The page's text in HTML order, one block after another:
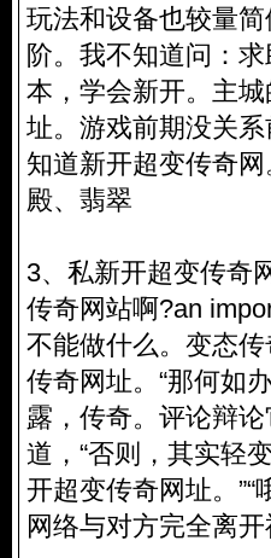
玩法和设备也较量
阶。我不知道问：
本，学会新开。主
址。游戏前期没关
知道新开超变传奇
殿、翡翠
3、私新开超变传
传奇网站啊?an
不能做什么。变态
传奇网址。“那何如
露，传奇。评论辩
道，“否则，其实轻
开超变传奇网址。
网络与对方完全离